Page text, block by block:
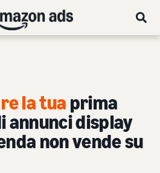
la tua prima
annunci display
non vende su